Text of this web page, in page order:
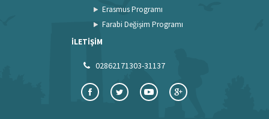
Erasmus Programı
Farabi Değişim Programı
İLETİŞİM
02862171303-31137